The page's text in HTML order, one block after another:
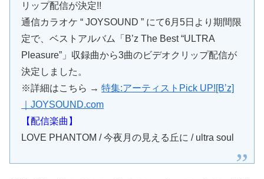
リップ配信が決定!!
通信カラオケ “ JOYSOUND ” にて6月5日より期間限
定で、ベストアルバム「B’z The Best “ULTRA
Pleasure”」収録曲から3曲のビデオクリップ配信が
決定しました。
※詳細はこちら →特集:アーティストPick UP![B’z]
｜JOYSOUND.com
【配信楽曲】
LOVE PHANTOM / 今夜月の見える丘に / ultra soul